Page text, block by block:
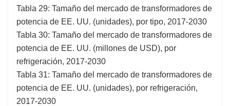
Tabla 29: Tamaño del mercado de transformadores de
potencia de EE. UU. (unidades), por tipo, 2017-2030
Tabla 30: Tamaño del mercado de transformadores de
potencia de EE. UU. (millones de USD), por
refrigeración, 2017-2030
Tabla 31: Tamaño del mercado de transformadores de
potencia de EE. UU. (unidades), por refrigeración,
2017-2030